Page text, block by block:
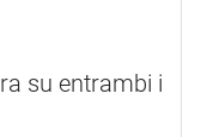
su entrambi i